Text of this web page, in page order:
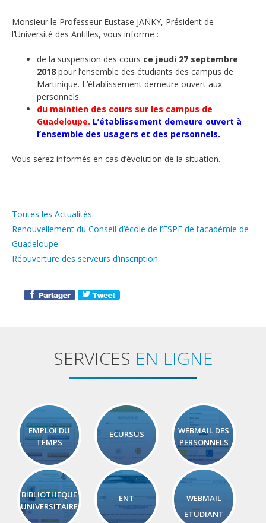
Monsieur le Professeur Eustase JANKY, Président de
l’Université des Antilles, vous informe :
de la suspension des cours ce jeudi 27 septembre
2018 pour l’ensemble des étudiants des campus de
Martinique. L’établissement demeure ouvert aux
personnels.
du maintien des cours sur les campus de
Guadeloupe. L’établissement demeure ouvert à
l’ensemble des usagers et des personnels.
Vous serez informés en cas d’évolution de la situation.
Catégories
Toutes les Actualités
Renouvellement du Conseil d’école de l’ESPE de l’académie de
Guadeloupe
Réouverture des serveurs d’inscription
SERVICES EN LIGNE
EMPLOI DU
TEMPS
ECURSUS
WEBMAIL DES
PERSONNELS
BIBLIOTHEQUE
UNIVERSITAIRE
ENT
WEBMAIL
ETUDIANT